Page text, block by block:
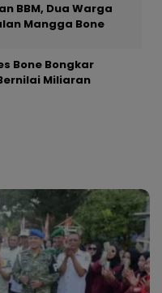
BBM, Dua Warga
Mangga Bone
Bone Bongkar
Miliaran